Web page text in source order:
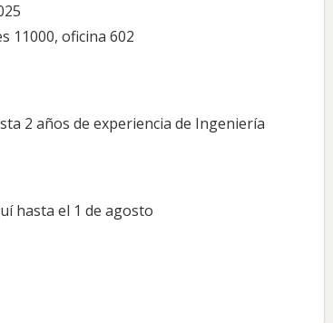
11000, oficina 602
2 años de experiencia de Ingeniería
hasta el 1 de agosto